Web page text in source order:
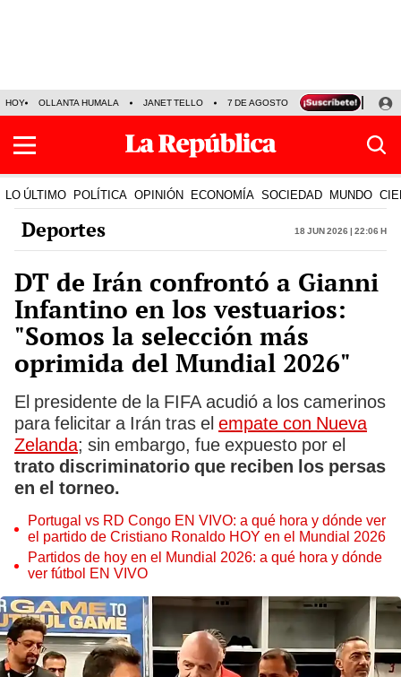
HOY OLLANTA HUMALA JANET TELLO 7 DE AGOSTO TINKA RESULTADOS
LO ÚLTIMO POLÍTICA OPINIÓN ECONOMÍA SOCIEDAD MUNDO
Deportes 18 Jun 2026 | 22:06 h
DT de Irán confrontó a Gianni
Infantino en los vestuarios:
"Somos la selección más
oprimida del Mundial 2026"
El presidente de la FIFA acudió a los camerinos
para felicitar a Irán tras el empate con Nueva
Zelanda; sin embargo, fue expuesto por el
trato discriminatorio que reciben los persas
en el torneo.
Portugal vs RD Congo EN VIVO: a qué hora y dónde ver
el partido de Cristiano Ronaldo HOY en el Mundial 2026
Partidos de hoy en el Mundial 2026: a qué hora y dónde
ver fútbol EN VIVO